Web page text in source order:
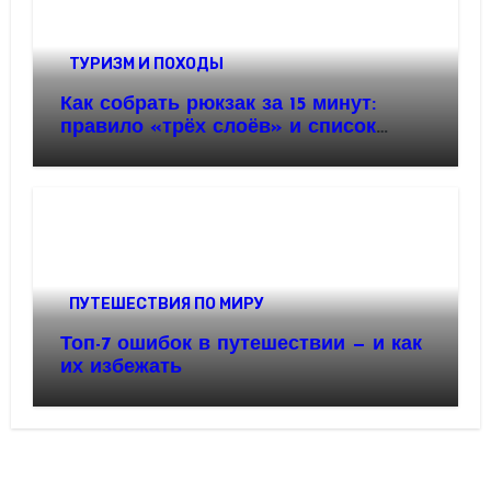
ТУРИЗМ И ПОХОДЫ
Как собрать рюкзак за 15 минут:
правило «трёх слоёв» и список
ПУТЕШЕСТВИЯ ПО МИРУ
Топ-7 ошибок в путешествии — и как
их избежать